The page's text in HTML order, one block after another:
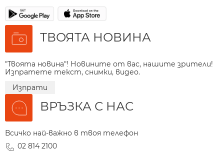
ТВОЯТА НОВИНА
"Твоята новина"! Новините от вас, нашите зрители!
Изпратете текст, снимки, видео.
Изпрати
ВРЪЗКА С НАС
Всичко най-важно в твоя телефон
02 814 2100